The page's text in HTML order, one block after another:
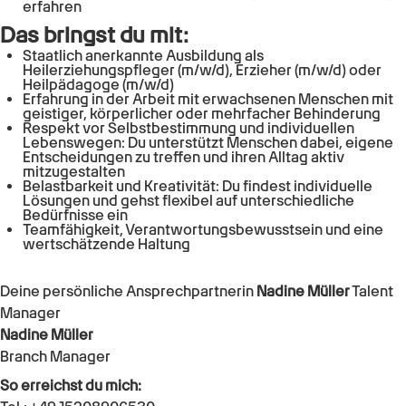
erfahren
Das bringst du mit:
Staatlich anerkannte Ausbildung als
Heilerziehungspfleger (m/w/d), Erzieher (m/w/d) oder
Heilpädagoge (m/w/d)
Erfahrung in der Arbeit mit erwachsenen Menschen mit
geistiger, körperlicher oder mehrfacher Behinderung
Respekt vor Selbstbestimmung und individuellen
Lebenswegen: Du unterstützt Menschen dabei, eigene
Entscheidungen zu treffen und ihren Alltag aktiv
mitzugestalten
Belastbarkeit und Kreativität: Du findest individuelle
Lösungen und gehst flexibel auf unterschiedliche
Bedürfnisse ein
Teamfähigkeit, Verantwortungsbewusstsein und eine
wertschätzende Haltung
Deine persönliche Ansprechpartnerin Nadine MüllerTalent
Manager
Nadine Müller
Branch Manager
So erreichst du mich: